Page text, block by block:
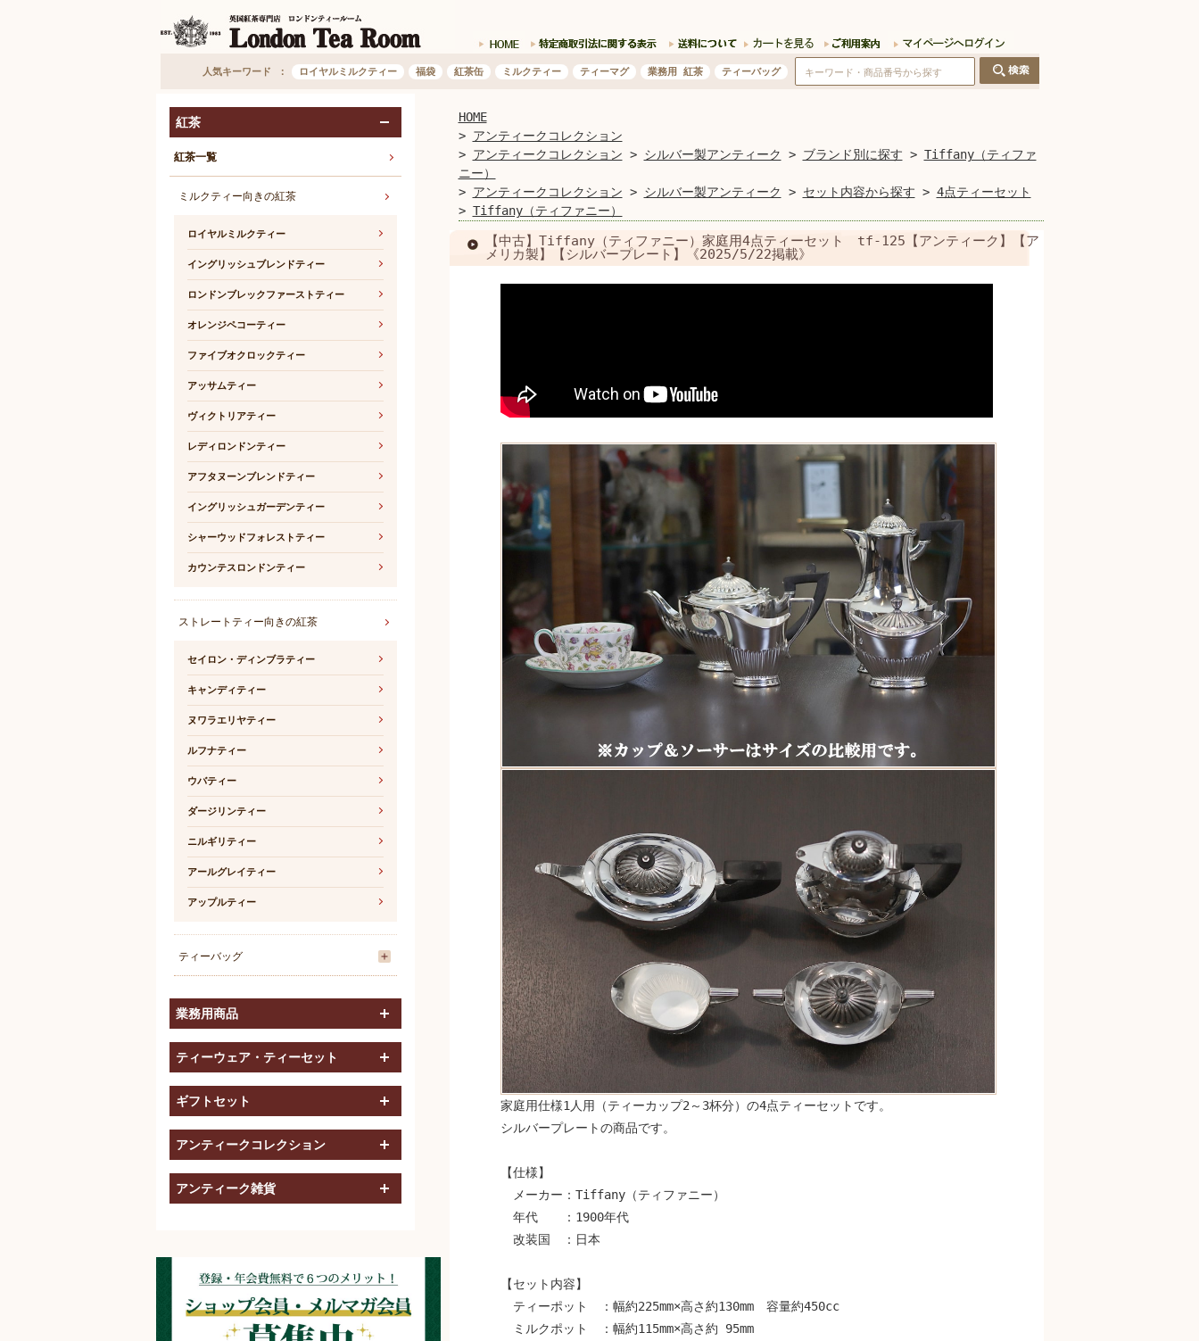
人気キーワード ロイヤルミルクティー 福袋 紅茶缶 ミルクティー ティーマグ 業務用 紅茶 ティーバッグ
紅茶
紅茶一覧
ミルクティー向きの紅茶
ロイヤルミルクティー
イングリッシュブレンドティー
ロンドンブレックファーストティー
オレンジペコーティー
ファイブオクロックティー
アッサムティー
ヴィクトリアティー
レディロンドンティー
アフタヌーンブレンドティー
イングリッシュガーデンティー
シャーウッドフォレストティー
カウンテスロンドンティー
ストレートティー向きの紅茶
セイロン・ディンブラティー
キャンディティー
ヌワラエリヤティー
ルフナティー
ウバティー
ダージリンティー
ニルギリティー
アールグレイティー
アップルティー
ティーバッグ
業務用商品
ティーウェア・ティーセット
ギフトセット
アンティークコレクション
アンティーク雑貨
HOME
> アンティークコレクション
> アンティークコレクション > シルバー製アンティーク > ブランド別に探す > Tiffany（ティファ
ニー）
> アンティークコレクション > シルバー製アンティーク > セット内容から探す > 4点ティーセット
> Tiffany（ティファニー）
【中古】Tiffany（ティファニー）家庭用4点ティーセット tf-125【アンティーク】【ア
メリカ製】【シルバープレート】《2025/5/22掲載》
家庭用仕様1人用（ティーカップ2～3杯分）の4点ティーセットです。
シルバープレートの商品です。
【仕様】
メーカー：Tiffany（ティファニー）
年代 ：1900年代
改装国 ：日本
【セット内容】
ティーポット ：幅約225mm×高さ約130mm 容量約450cc
ミルクポット ：幅約115mm×高さ約 95mm